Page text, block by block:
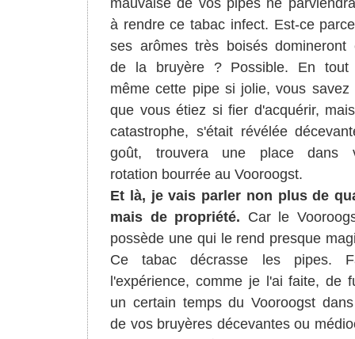
à rendre ce tabac infect. Est-ce
ses arômes très boisés domineront
de la bruyère ? Possible. En tout
même cette pipe si jolie, vous savez
que vous étiez si fier d'acquérir,
catastrophe, s'était révélée
goût, trouvera une place dans
rotation bourrée au Vooroogst.
Et là, je vais parler non plus de
mais de propriété. Car le
possède une qui le rend presque
Ce tabac décrasse les pipes.
l'expérience, comme je l'ai faite, de
un certain temps du Vooroogst
de vos bruyères décevantes ou